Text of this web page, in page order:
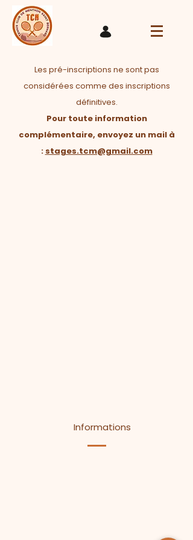
Les pré-inscriptions ne sont pas
considérées comme des inscriptions
définitives.
Pour toute information
complémentaire, envoyez un mail à
: stages.tcm@gmail.com
Informations